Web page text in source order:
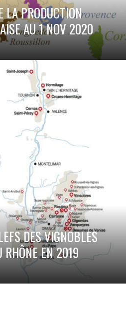
LA PRODUCTION
AU 1 NOV 2020
DES VIGNOBLES
RHÔNE EN 2019